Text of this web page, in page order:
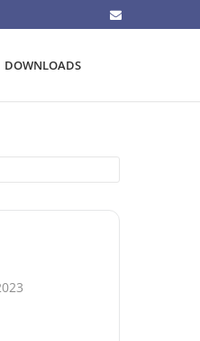
DOWNLOADS